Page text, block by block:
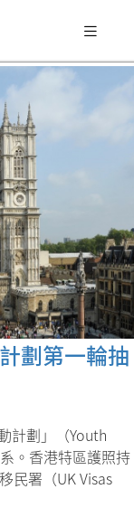
劃第一輪抽
計劃」（Youth
。香港特區護照持
民署（UK Visas